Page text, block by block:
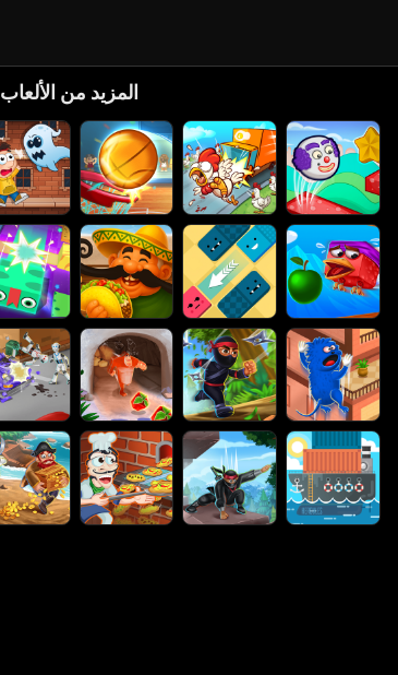
المزيد من الألعاب